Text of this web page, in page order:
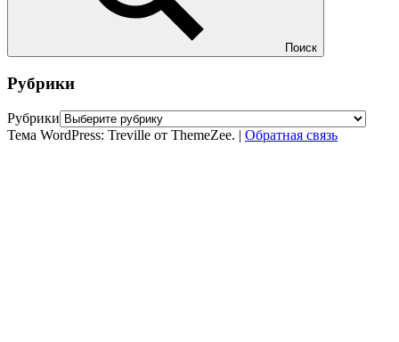
Поиск
Рубрики
Рубрики
Тема WordPress: Treville от ThemeZee. | Обратная связь